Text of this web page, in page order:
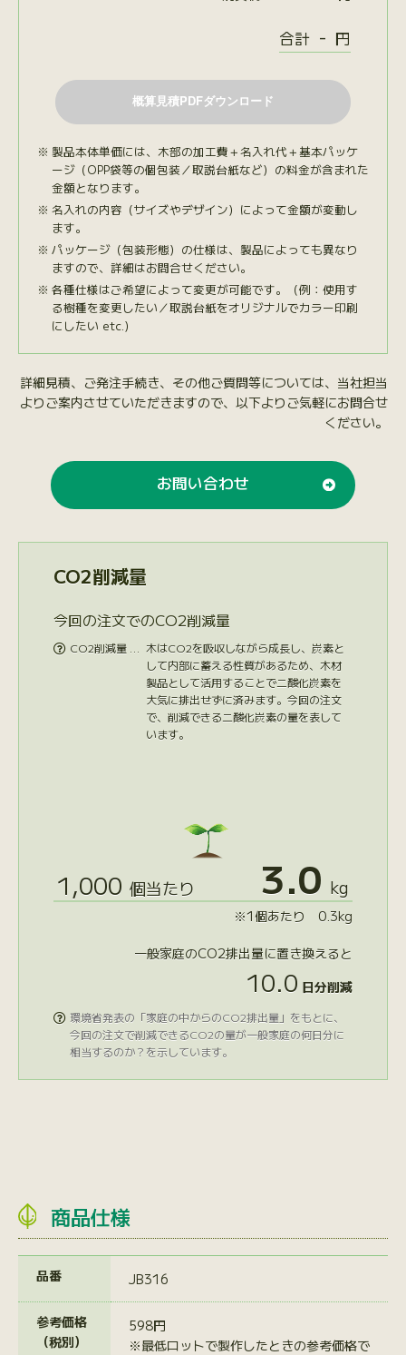
合計 - 円
製品本体単価には、木部の加工費＋名入れ代＋基本パッケ
ージ（OPP袋等の個包装／取説台紙など）の料金が含まれた
金額となります。
名入れの内容（サイズやデザイン）によって金額が変動し
ます。
パッケージ（包装形態）の仕様は、製品によっても異なり
ますので、詳細はお問合せください。
各種仕様はご希望によって変更が可能です。（例：使用す
る樹種を変更したい／取説台紙をオリジナルでカラー印刷
にしたい etc.）
詳細見積、ご発注手続き、その他ご質問等については、当社担当
よりご案内させていただきますので、以下よりご気軽にお問合せ
ください。
お問い合わせ
CO2削減量
今回の注文でのCO2削減量
 CO2削減量 …
木はCO2を吸収しながら成長し、炭素と
して内部に蓄える性質があるため、木材
製品として活用することで二酸化炭素を
大気に排出せずに済みます。今回の注文
で、削減できる二酸化炭素の量を表して
います。
1,000 個当たり 3.0 kg
※1個あたり 0.3kg
一般家庭のCO2排出量に置き換えると
10.0 日分削減
 環境省発表の「家庭の中からのCO2排出量」をもとに、
今回の注文で削減できるCO2の量が一般家庭の何日分に
相当するのか？を示しています。
商品仕様
品番 JB316
参考価格
（税別）
598円
※最低ロットで製作したときの参考価格で